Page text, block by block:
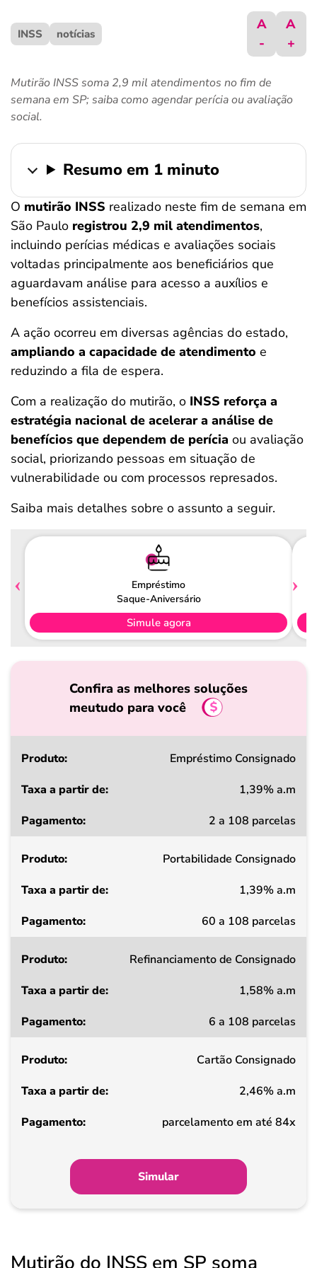
INSS notícias
A
-
A
+
Mutirão INSS soma 2,9 mil atendimentos no fim de
semana em SP; saiba como agendar perícia ou avaliação
social.
Resumo em 1 minuto
O mutirão INSS realizado neste fim de semana em
São Paulo registrou 2,9 mil atendimentos,
incluindo perícias médicas e avaliações sociais
voltadas principalmente aos beneficiários que
aguardavam análise para acesso a auxílios e
benefícios assistenciais.
A ação ocorreu em diversas agências do estado,
ampliando a capacidade de atendimento e
reduzindo a fila de espera.
Com a realização do mutirão, o INSS reforça a
estratégia nacional de acelerar a análise de
benefícios que dependem de perícia ou avaliação
social, priorizando pessoas em situação de
vulnerabilidade ou com processos represados.
Saiba mais detalhes sobre o assunto a seguir.
Empréstimo
Saque-Aniversário
Simule agora
Confira as melhores soluções
meutudo para você
Produto
a
de
Pagamento
Empréstimo Consignado
1,39% a.m
2 a 108 parcelas
Portabilidade Consignado
1,39% a.m
60 a 108 parcelas
Refinanciamento de Consignado
1,58% a.m
6 a 108 parcelas
Cartão Consignado
2,46% a.m
parcelamento em até 84x
Simular
Mutirão do INSS em SP soma